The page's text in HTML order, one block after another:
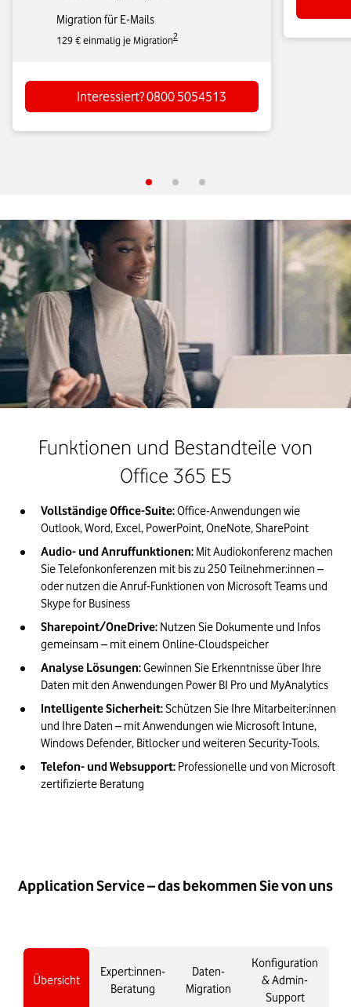
Migration für E-Mails
129 € einmalig je Migration2
Interessiert? 0800 5054513
Funktionen und Bestandteile von
Office 365 E5
Vollständige Office-Suite: Office-Anwendungen wie
Audio- und Anruffunktionen: Mit Audiokonferenz machen
Sie Telefonkonferenzen mit bis zu 250 Teilnehmer:innen –
oder nutzen die Anruf-Funktionen von Microsoft Teams und
Sharepoint/OneDrive: Nutzen Sie Dokumente und Infos
Analyse Lösungen: Gewinnen Sie Erkenntnisse über Ihre
Intelligente Sicherheit: Schützen Sie Ihre Mitarbeiter:innen
und Ihre Daten – mit Anwendungen wie Microsoft Intune,
Telefon- und Websupport: Professionelle und von Microsoft
zertifizierte Beratung
Application Service – das bekommen Sie von uns
Übersicht
Expert:innen-
Beratung
Daten-
Migration
Konfiguration
& Admin-
Support